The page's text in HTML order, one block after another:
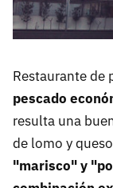
Restaurante de
pescado
resulta una
de lomo y
"marisco" y